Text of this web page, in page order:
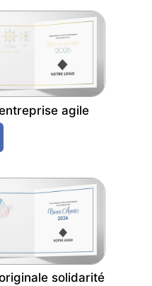
agile
solidarité